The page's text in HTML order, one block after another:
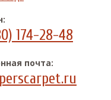
174-28-48
почта: